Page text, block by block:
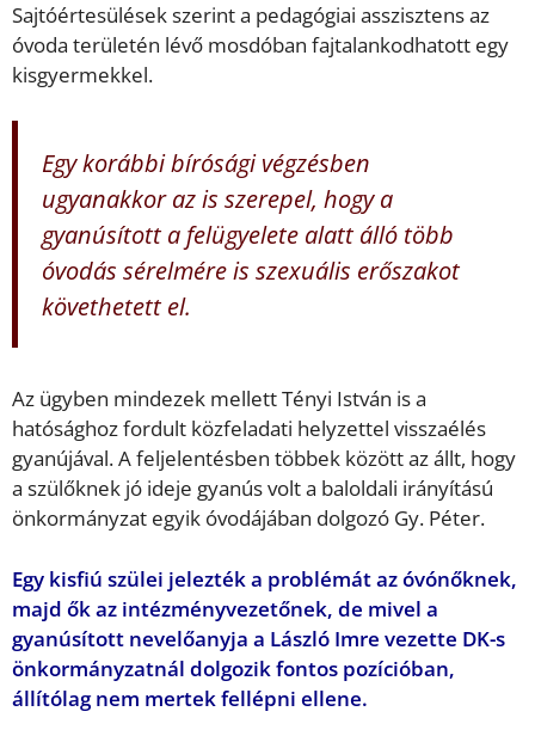
Sajtóértesülések szerint a pedagógiai asszisztens az
óvoda területén lévő mosdóban fajtalankodhatott egy
kisgyermekkel.
Egy korábbi bírósági végzésben
ugyanakkor az is szerepel, hogy a
gyanúsított a felügyelete alatt álló több
óvodás sérelmére is szexuális erőszakot
követhetett el.
Az ügyben mindezek mellett Tényi István is a
hatósághoz fordult közfeladati helyzettel visszaélés
gyanújával. A feljelentésben többek között az állt, hogy
a szülőknek jó ideje gyanús volt a baloldali irányítású
önkormányzat egyik óvodájában dolgozó Gy. Péter.
Egy kisfiú szülei jelezték a problémát az óvónőknek,
majd ők az intézményvezetőnek, de mivel a
gyanúsított nevelőanyja a László Imre vezette DK-s
önkormányzatnál dolgozik fontos pozícióban,
állítólag nem mertek fellépni ellene.